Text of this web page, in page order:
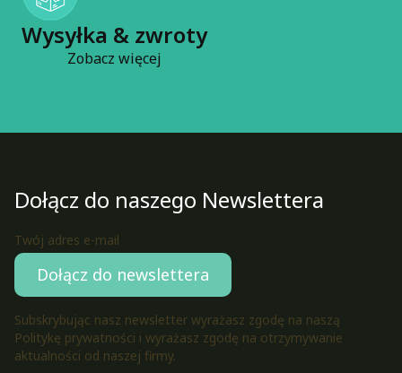
Wysyłka & zwroty
Zobacz więcej
Dołącz do naszego Newslettera
Twój adres e-mail
Dołącz do newslettera
Subskrybując nasz newsletter wyrażasz zgodę na naszą
Politykę prywatności i wyrażasz zgodę na otrzymywanie
aktualności od naszej firmy.